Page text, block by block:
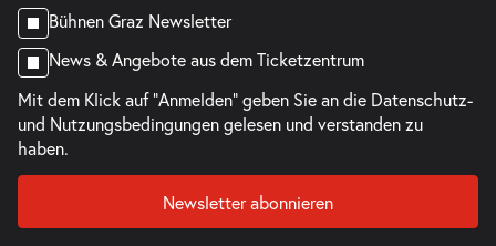
Bühnen Graz Newsletter
News & Angebote aus dem Ticketzentrum
Mit dem Klick auf "Anmelden" geben Sie an die Datenschutz-
und Nutzungsbedingungengelesen und verstanden zu
haben.
Newsletter abonnieren